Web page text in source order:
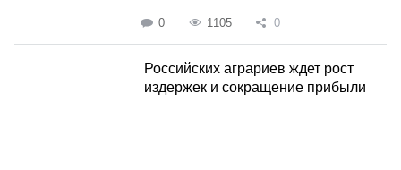
0 1105 0
Российских аграриев ждет рост
издержек и сокращение прибыли